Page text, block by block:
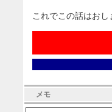
これでこの話はお
メモ